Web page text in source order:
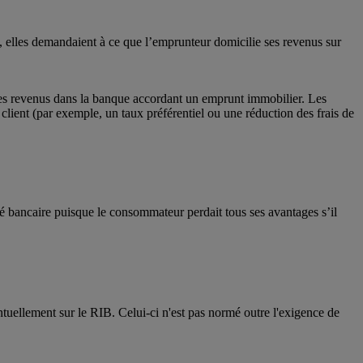
demandaient à ce que l’emprunteur domicilie ses revenus sur
dans la banque accordant un emprunt immobilier. Les
(par exemple, un taux préférentiel ou une réduction des frais de
puisque le consommateur perdait tous ses avantages s’il
sur le RIB. Celui-ci n'est pas normé outre l'exigence de